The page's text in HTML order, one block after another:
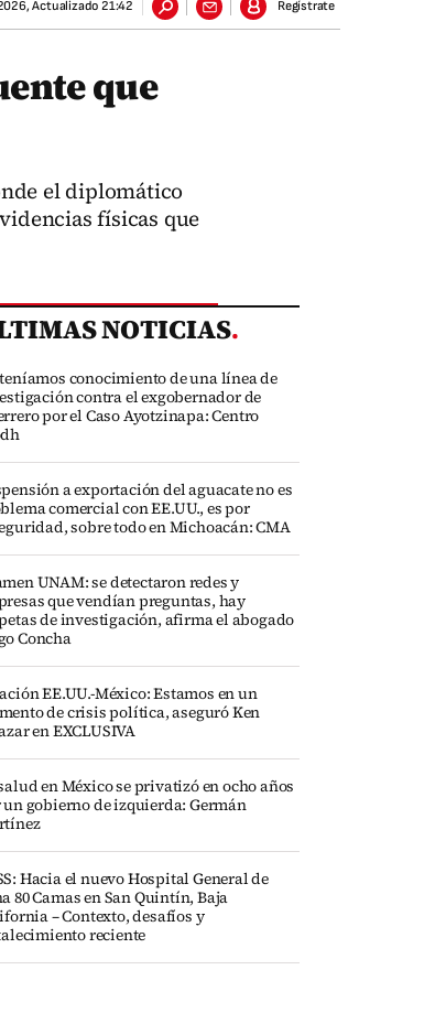
,Actualizado 21:42 Regístrate
que
el diplomático
físicas que
NOTICIAS.
conocimiento de una línea de
contra el exgobernador de
por el Caso Ayotzinapa: Centro
a exportación del aguacate no es
comercial con EE.UU., es por
sobre todo en Michoacán: CMA
UNAM: se detectaron redes y
que vendían preguntas, hay
de investigación, afirma el abogado
Concha
EE.UU.-México: Estamos en un
de crisis política, aseguró Ken
en EXCLUSIVA
en México se privatizó en ocho años
gobierno de izquierda: Germán
Hacia el nuevo Hospital General de
80 Camas en San Quintín, Baja
– Contexto, desafíos y
reciente